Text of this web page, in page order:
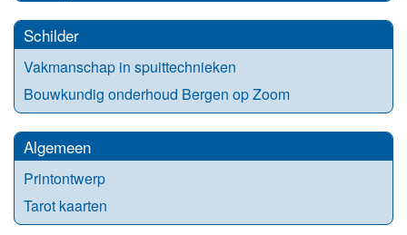
Schilder
Vakmanschap in spuittechnieken
Bouwkundig onderhoud Bergen op Zoom
Algemeen
Printontwerp
Tarot kaarten